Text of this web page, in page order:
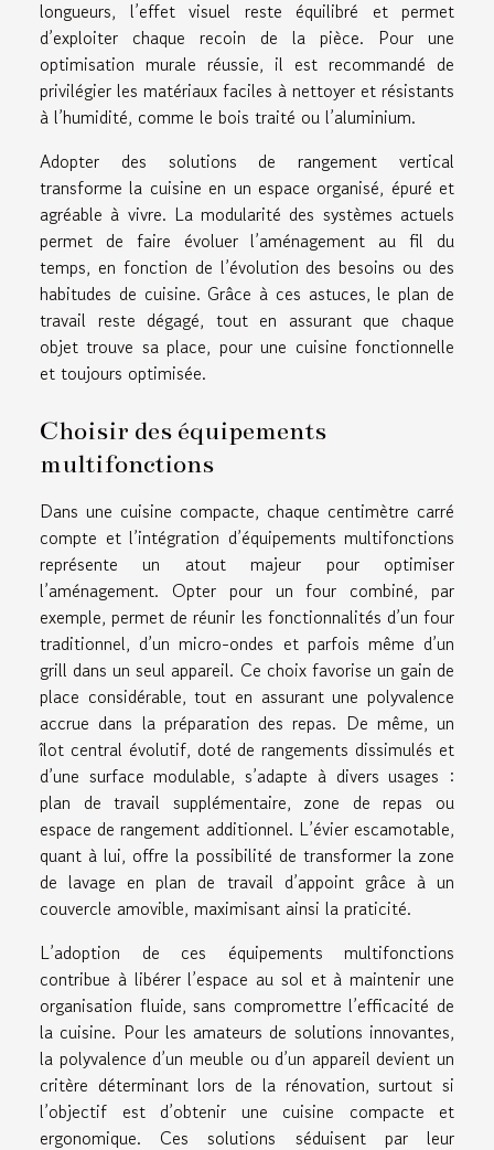
longueurs, l’effet visuel reste équilibré et permet
d’exploiter chaque recoin de la pièce. Pour une
optimisation murale réussie, il est recommandé de
privilégier les matériaux faciles à nettoyer et résistants
à l’humidité, comme le bois traité ou l’aluminium.
Adopter des solutions de rangement vertical
transforme la cuisine en un espace organisé, épuré et
agréable à vivre. La modularité des systèmes actuels
permet de faire évoluer l’aménagement au fil du
temps, en fonction de l’évolution des besoins ou des
habitudes de cuisine. Grâce à ces astuces, le plan de
travail reste dégagé, tout en assurant que chaque
objet trouve sa place, pour une cuisine fonctionnelle
et toujours optimisée.
Choisir des équipements
multifonctions
Dans une cuisine compacte, chaque centimètre carré
compte et l’intégration d’équipements multifonctions
représente un atout majeur pour optimiser
l’aménagement. Opter pour un four combiné, par
exemple, permet de réunir les fonctionnalités d’un four
traditionnel, d’un micro-ondes et parfois même d’un
grill dans un seul appareil. Ce choix favorise un gain de
place considérable, tout en assurant une polyvalence
accrue dans la préparation des repas. De même, un
îlot central évolutif, doté de rangements dissimulés et
d’une surface modulable, s’adapte à divers usages :
plan de travail supplémentaire, zone de repas ou
espace de rangement additionnel. L’évier escamotable,
quant à lui, offre la possibilité de transformer la zone
de lavage en plan de travail d’appoint grâce à un
couvercle amovible, maximisant ainsi la praticité.
L’adoption de ces équipements multifonctions
contribue à libérer l’espace au sol et à maintenir une
organisation fluide, sans compromettre l’efficacité de
la cuisine. Pour les amateurs de solutions innovantes,
la polyvalence d’un meuble ou d’un appareil devient un
critère déterminant lors de la rénovation, surtout si
l’objectif est d’obtenir une cuisine compacte et
ergonomique. Ces solutions séduisent par leur